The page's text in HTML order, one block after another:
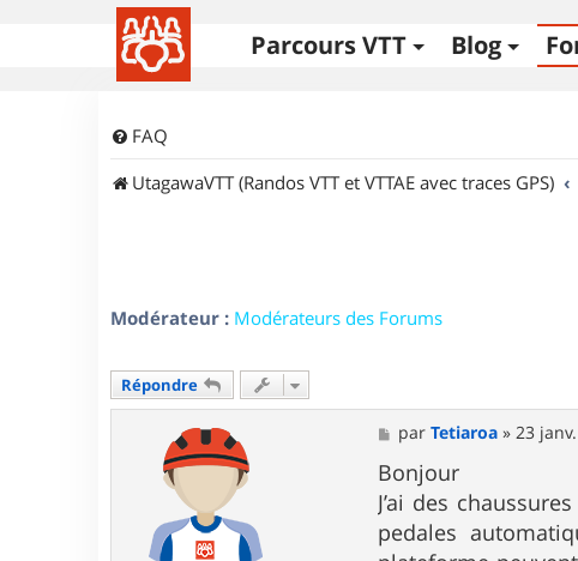
Parcours VTT Blog
FAQ
UtagawaVTT (Randos VTT et VTTAE avec traces GPS)
Modérateur : Modérateurs des Forums
Répondre
M
e
s
s
a
g
e
parTetiaroa »23
Bonjour
J’ai des
pedales